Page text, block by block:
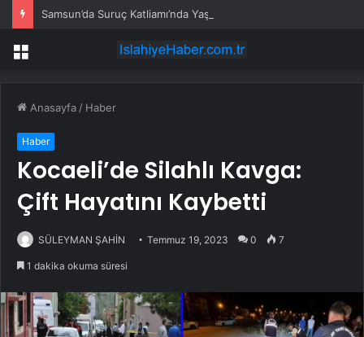
Menü
Anasayfa / Haber
Haber
Kocaeli’de Silahlı Kavga:
Çift Hayatını Kaybetti
SÜLEYMAN ŞAHİN Temmuz 19, 2023 0 7
1 dakika okuma süresi